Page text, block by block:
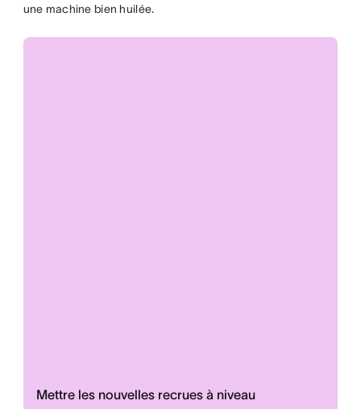
une machine bien huilée.
Mettre les nouvelles recrues à niveau